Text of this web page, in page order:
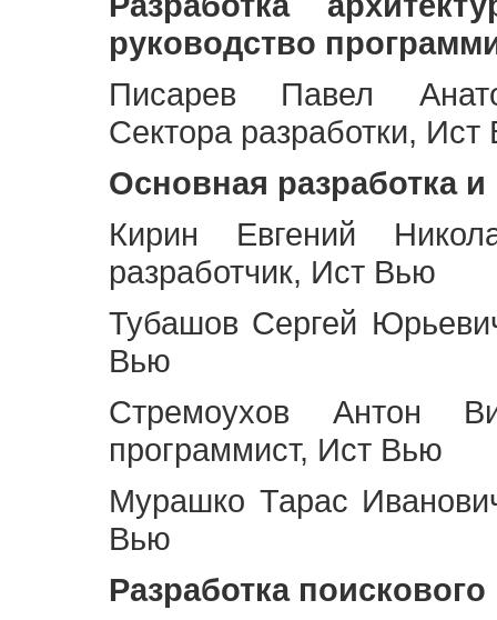
руководство
Писарев Павел
Сектора разработки,
Основная разработка
Кирин Евгений
разработчик, Ист Вью
Тубашов Сергей
Вью
Стремоухов Антон
программист, Ист Вью
Мурашко Тарас
Вью
Разработка